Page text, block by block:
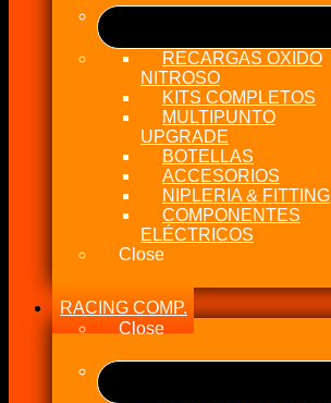
RECARGAS OXIDO
NITROSO
KITS COMPLETOS
MULTIPUNTO
UPGRADE
BOTELLAS
ACCESORIOS
NIPLERIA & FITTING
COMPONENTES
ELÉCTRICOS
Close
RACING COMP.
Close